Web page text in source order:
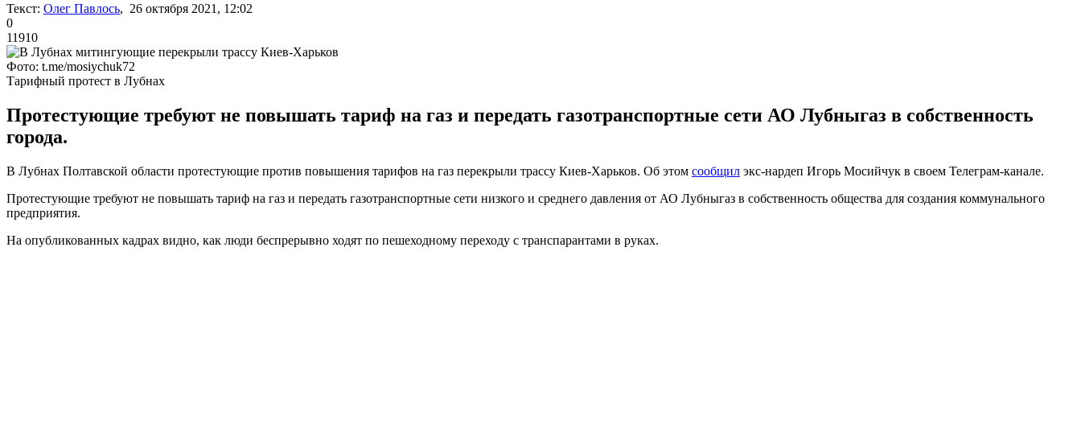
Текст: Олег Павлось, 26 октября 2021, 12:02
0
11910
Фото: t.me/mosiychuk72
Тарифный протест в Лубнах
Протестующие требуют не повышать тариф на газ и передать газотранспортные сети АО Лубныгаз в собственность
города.
В Лубнах Полтавской области протестующие против повышения тарифов на газ перекрыли трассу Киев-Харьков. Об этом сообщил экс-нардеп Игорь Мосийчук в своем Телеграм-канале.
Протестующие требуют не повышать тариф на газ и передать газотранспортные сети низкого и среднего давления от АО Лубныгаз в собственность общества для создания коммунального
предприятия.
На опубликованных кадрах видно, как люди беспрерывно ходят по пешеходному переходу с транспарантами в руках.